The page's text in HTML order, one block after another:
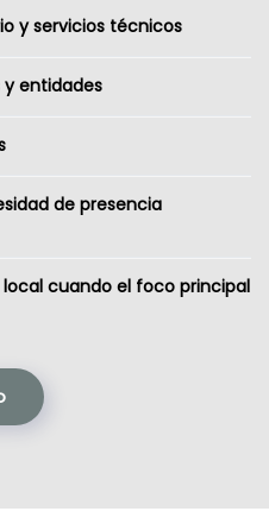
y servicios técnicos
entidades
de presencia
cuando el foco principal